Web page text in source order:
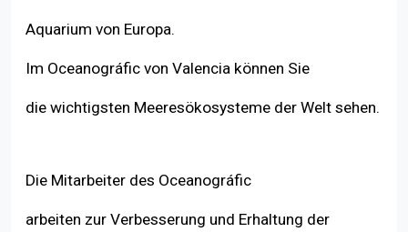
Aquarium von Europa.
Im Oceanográfic von Valencia können Sie
die wichtigsten Meeresökosysteme der Welt sehen.
Die Mitarbeiter des Oceanográfic
arbeiten zur Verbesserung und Erhaltung der